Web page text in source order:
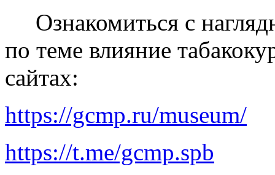
Ознакомиться с
по теме влияние
сайтах:
https://gcmp.ru/museum/
https://t.mе/gcmp.spb